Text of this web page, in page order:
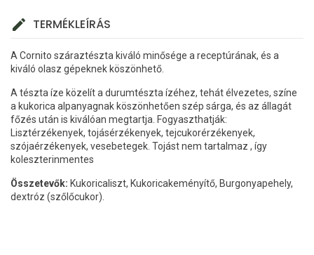
TERMÉKLEÍRÁS
A Cornito száraztészta kiváló minősége a receptúrának, és a
kiváló olasz gépeknek köszönhető.
A tészta íze közelít a durumtészta ízéhez, tehát élvezetes, színe
a kukorica alpanyagnak köszönhetően szép sárga, és az állagát
főzés után is kiválóan megtartja. Fogyaszthatják:
Lisztérzékenyek, tojásérzékenyek, tejcukorérzékenyek,
szójaérzékenyek, vesebetegek. Tojást nem tartalmaz , így
koleszterinmentes
Összetevők: Kukoricaliszt, Kukoricakeményítő, Burgonyapehely,
dextróz (szőlőcukor).